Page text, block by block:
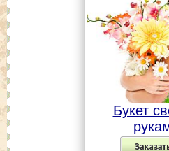
Букет